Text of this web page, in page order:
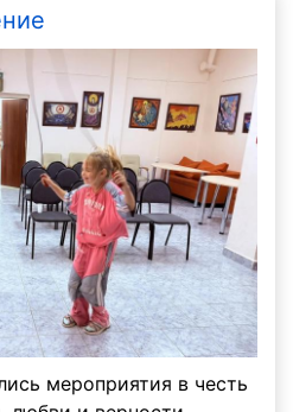
мероприятия в честь